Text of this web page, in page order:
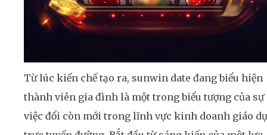
Từ lúc kiến chế tạo ra, sunwin date đang biểu hiện
thành viên gia đình là một trong biểu tượng của sự
việc đổi còn mới trong lĩnh vực kinh doanh giáo